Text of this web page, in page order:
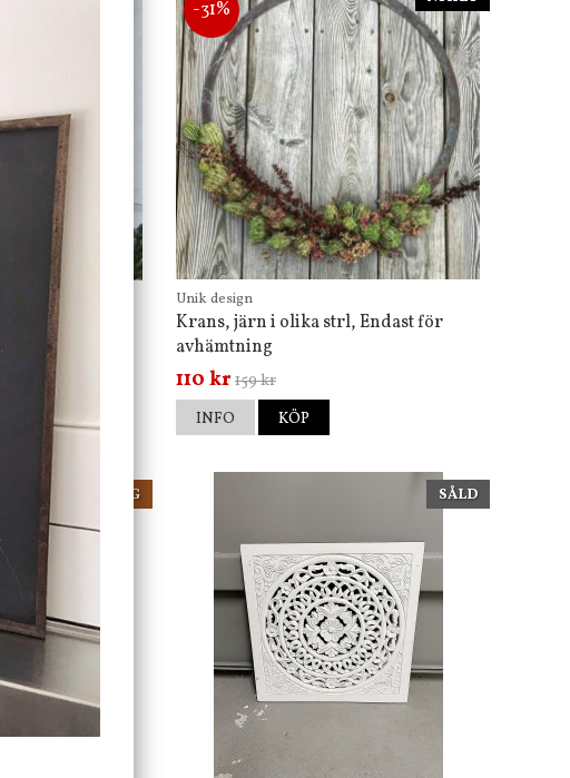
Unik design
Krans, järn i olika strl, Endast för
avhämtning
110 kr 159 kr
-31%
INFO KÖP
UNIKA TING SÅLD